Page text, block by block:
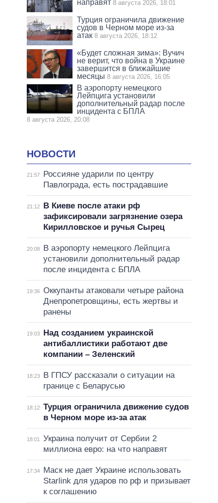
направят 8 августа 2026, 18:01
Турция ограничила движение
судов в Черном море из-за
атак 8 августа 2026, 18:12
«Будет сложная зима»: Вучич
не верит, что война в Украине
завершится в ближайшие
месяцы 8 августа 2026, 16:05
В аэропорту немецкого
Лейпцига установили
дополнительный радар после
инцидента с БПЛА
8 августа 2026, 20:08
НОВОСТИ
21:57
Россияне ударили по центру
Павлограда, есть пострадавшие
21:12
В Киеве после атаки рф
зафиксировали загрязнение озера
Кирилловское и ручья Сырец
20:08
В аэропорту немецкого Лейпцига
установили дополнительный радар
после инцидента с БПЛА
19:36 Оккупанты атаковали четыре района
Днепропетровщины, есть жертвы и
ранены
19:03
Над созданием украинской
антибаллистики работают две
компании – Зеленский
18:23
В ГПСУ рассказали о ситуации на
границе с Беларусью
18:12 Турция ограничила движение судов
в Черном море из-за атак
18:01
Украина получит от Сербии 2
миллиона евро: на что направят
17:34
Маск не дает Украине использовать
Starlink для ударов по рф и призывает
к соглашению